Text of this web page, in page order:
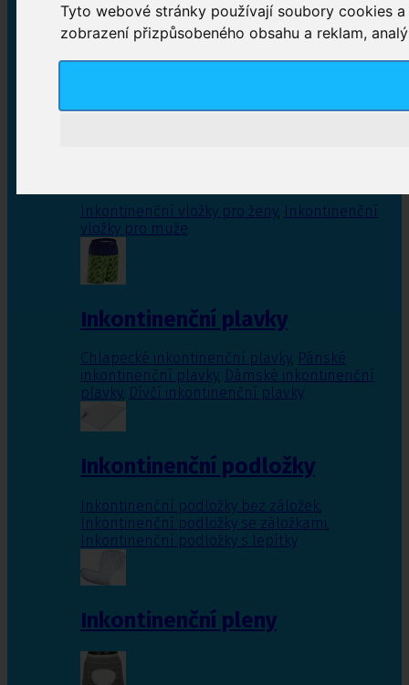
Tyto webové stránky používají soubory cookies
zobrazení přizpůsobeného obsahu a reklam,
Inkontinenční kalhotky
Plenkové kalhotky navlékací,Plenkové kalhotky
Inkontinenční vložky pro ženy, Inkontinenční
vložky pro muže
Inkontinenční plavky
Chlapecké inkontinenční plavky, Pánské
inkontinenční plavky, Dámské inkontinenční
plavky, Dívčí inkontinenční plavky
Inkontinenční podložky
Inkontinenční podložky bez záložek,
Inkontinenční podložky se záložkami,
Inkontinenční podložky s lepítky
Inkontinenční pleny